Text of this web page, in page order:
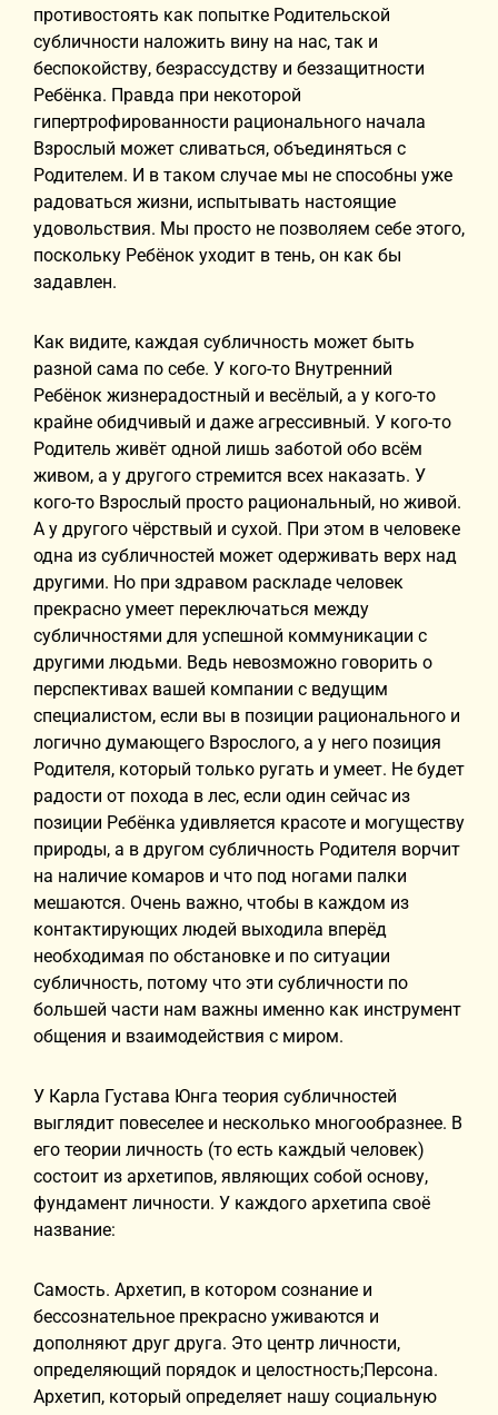
противостоять как попытке Родительской
субличности наложить вину на нас, так и
беспокойству, безрассудству и беззащитности
Ребёнка. Правда при некоторой
гипертрофированности рационального начала
Взрослый может сливаться, объединяться с
Родителем. И в таком случае мы не способны уже
радоваться жизни, испытывать настоящие
удовольствия. Мы просто не позволяем себе этого,
поскольку Ребёнок уходит в тень, он как бы
задавлен.
Как видите, каждая субличность может быть
разной сама по себе. У кого-то Внутренний
Ребёнок жизнерадостный и весёлый, а у кого-то
крайне обидчивый и даже агрессивный. У кого-то
Родитель живёт одной лишь заботой обо всём
живом, а у другого стремится всех наказать. У
кого-то Взрослый просто рациональный, но живой.
А у другого чёрствый и сухой. При этом в человеке
одна из субличностей может одерживать верх над
другими. Но при здравом раскладе человек
прекрасно умеет переключаться между
субличностями для успешной коммуникации с
другими людьми. Ведь невозможно говорить о
перспективах вашей компании с ведущим
специалистом, если вы в позиции рационального и
логично думающего Взрослого, а у него позиция
Родителя, который только ругать и умеет. Не будет
радости от похода в лес, если один сейчас из
позиции Ребёнка удивляется красоте и могуществу
природы, а в другом субличность Родителя ворчит
на наличие комаров и что под ногами палки
мешаются. Очень важно, чтобы в каждом из
контактирующих людей выходила вперёд
необходимая по обстановке и по ситуации
субличность, потому что эти субличности по
большей части нам важны именно как инструмент
общения и взаимодействия с миром.
У Карла Густава Юнга теория субличностей
выглядит повеселее и несколько многообразнее. В
его теории личность (то есть каждый человек)
состоит из архетипов, являющих собой основу,
фундамент личности. У каждого архетипа своё
название:
Самость. Архетип, в котором сознание и
бессознательное прекрасно уживаются и
дополняют друг друга. Это центр личности,
определяющий порядок и целостность;Персона.
Архетип, который определяет нашу социальную